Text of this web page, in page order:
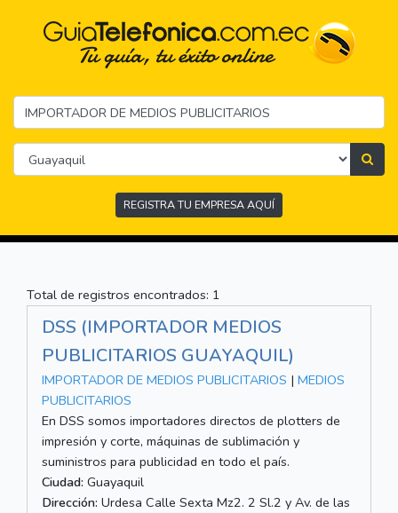
REGISTRA TU EMPRESA AQUÍ
Total de registros encontrados: 1
DSS (IMPORTADOR MEDIOS
PUBLICITARIOS GUAYAQUIL)
IMPORTADOR DE MEDIOS PUBLICITARIOS | MEDIOS
PUBLICITARIOS
En DSS somos importadores directos de plotters de
impresión y corte, máquinas de sublimación y
suministros para publicidad en todo el país.
Ciudad: Guayaquil
Dirección: Urdesa Calle Sexta Mz2. 2 Sl.2 y Av. de las